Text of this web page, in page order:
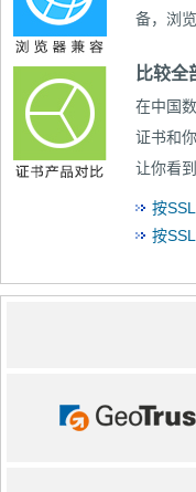
备，浏
比较全
在中国
证书和
让你看
按
按